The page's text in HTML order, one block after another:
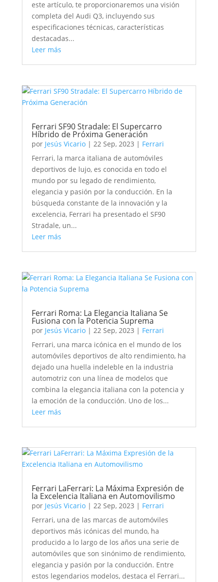
este artículo, te proporcionaremos una visión
completa del Audi Q3, incluyendo sus
especificaciones técnicas, características
destacadas...
Leer más
Ferrari SF90 Stradale: El Supercarro
Híbrido de Próxima Generación
por Jesús Vicario| 22 Sep, 2023 | Ferrari
Ferrari, la marca italiana de automóviles
deportivos de lujo, es conocida en todo el
mundo por su legado de rendimiento,
elegancia y pasión por la conducción. En la
búsqueda constante de la innovación y la
excelencia, Ferrari ha presentado el SF90
Stradale, un...
Leer más
Ferrari Roma: La Elegancia Italiana Se
Fusiona con la Potencia Suprema
por Jesús Vicario| 22 Sep, 2023 | Ferrari
Ferrari, una marca icónica en el mundo de los
automóviles deportivos de alto rendimiento, ha
dejado una huella indeleble en la industria
automotriz con una línea de modelos que
combina la elegancia italiana con la potencia y
la emoción de la conducción. Uno de los...
Leer más
Ferrari LaFerrari: La Máxima Expresión de
la Excelencia Italiana en Automovilismo
por Jesús Vicario| 22 Sep, 2023 | Ferrari
Ferrari, una de las marcas de automóviles
deportivos más icónicas del mundo, ha
producido a lo largo de los años una serie de
automóviles que son sinónimo de rendimiento,
elegancia y pasión por la conducción. Entre
estos legendarios modelos, destaca el Ferrari...